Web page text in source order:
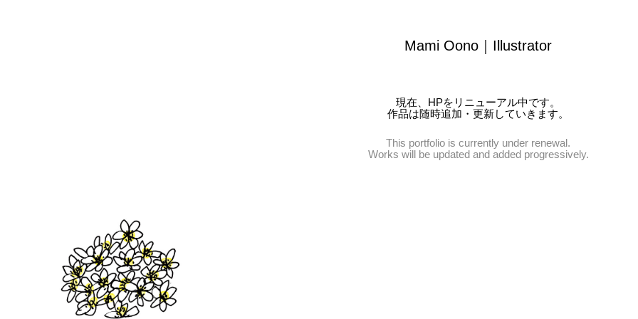
Mami Oono｜Illustrator
現在、HPをリニューアル中です。
作品は随時追加・更新していきます。
This portfolio is currently under renewal.
Works will be updated and added progressively.